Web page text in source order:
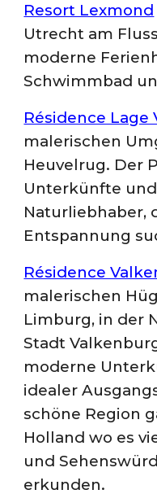
Resort Lexmond
Utrecht am
moderne
Schwimmbad
Résidence Lage
malerischen
Heuvelrug. Der
Unterkünfte
Naturliebhaber,
Entspannung
Résidence
malerischen
Limburg, in der
Stadt
moderne
idealer
schöne Region
Holland wo es
und
erkunden.